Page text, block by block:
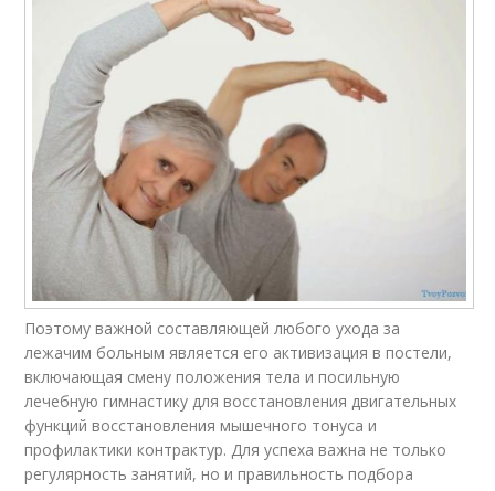
Поэтому важной составляющей любого ухода за
лежачим больным является его активизация в постели,
включающая смену положения тела и посильную
лечебную гимнастику для восстановления двигательных
функций восстановления мышечного тонуса и
профилактики контрактур. Для успеха важна не только
регулярность занятий, но и правильность подбора